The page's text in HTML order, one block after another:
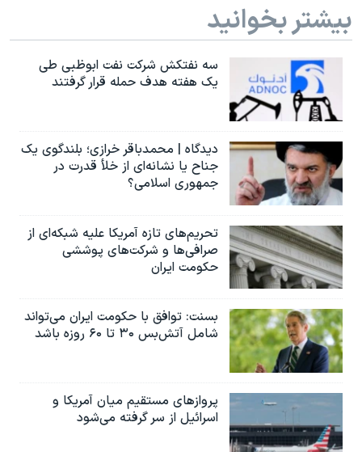
بیشتر بخوانید
سه نفتکش شرکت نفت ابوظبی طی
یک هفته هدف حمله قرار گرفتند
دیدگاه | محمدباقر خرازی؛ بلندگوی یک
جناح یا نشانه‌ای از خلأ قدرت در
جمهوری اسلامی؟
تحریم‌های تازه آمریکا علیه شبکه‌ای از
صرافی‌ها و شرکت‌های پوششی
حکومت ایران
بسنت: توافق با حکومت ایران می‌تواند
شامل آتش‌بس ۳۰ تا ۶۰ روزه باشد
پروازهای مستقیم میان آمریکا و
اسرائیل از سر گرفته می‌شود